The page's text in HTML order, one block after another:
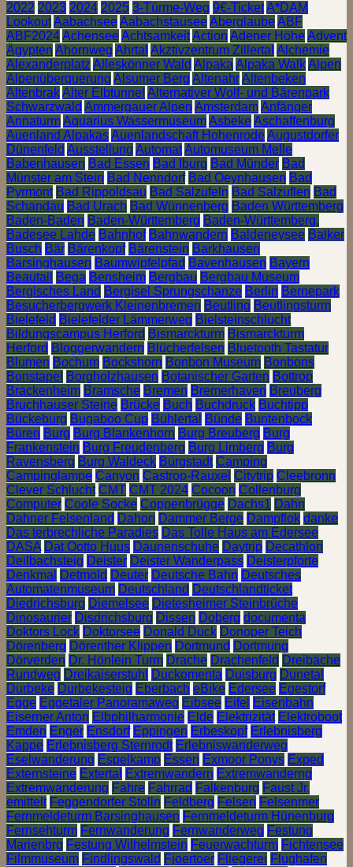
2022 2023 2024 2025 3-Türme-Weg 9€-TicketA*DAM
LookoutAabachseeAabachstauseeAberglaubeABF
ABF2024AchenseeAchtsamkeitAction Adener HöheAdvent
Ägypten Ahornweg Ahrtal Akztivzentrum Zillertal Alchemie
Alexanderplatz Alleskönner Wald Alpaka Alpaka WalkAlpen
Alpenüberquerung Alsumer Berg AltenahrAltenbeken
AltenbrakAlter Elbtunnel Alternativer Wolf- und Bärenpark
Schwarzwald Ammergauer Alpen AmsterdamAnfänger
AnnaturmAquarius WassermuseumAsbekeAschaffenburg
Auenland AlpakasAuenlandschaft HohenrodeAugustdorfer
Dünenfeld Ausstellung AutomatAutomuseum Melle
Babenhausen Bad Essen Bad Iburg Bad Münder Bad
Münster am Stein Bad Nenndorf Bad Oeynhausen Bad
Pyrmont Bad Rippoldsau Bad Salzufeln Bad Salzuflen Bad
Schandau Bad Urach Bad Wünnenberg Baden Württemberg
Baden-Baden Baden-Württemberg Baden-Württemberg.
Badesee Lahde Bahnhof Bahnwandern Baldeneysee Balker
Busch Bär Bärenkopf Bärenstein Barkhausen
Barsinghausen Baumwipfelpfad Bavenhausen Bayern
Beautail
Bega Bensheim Bergbau Bergbau Museum
Bergisches Land Bergisel Sprungschanze Berlin Bernepark
Besucherbergwerk Kleinenbremen Beutling Beutlingsturm
Bielefeld Bielefelder Lämmerweg Bielsteinschlucht
Bildungscampus Herford Bismarckturm Bismarckturm
Herford Bloggerwandern Blücherfelsen Bluetooth Tastatur
Blumen Bochum Bockshorn Bonbon Museum Bonbons
Bonstapel Borgholzhausen Botanischer Garten Bottrop
Brackenheim Bramsche Bremen Bremerhaven Breuberg
Bruchhauser Steine Brücke Buch Buchdruck Buchtipp
Bückeburg Bugaboo Cup Bühlertal Bünde Buntenbock
Büren Burg Burg Blankenhorn Burg Breuberg Burg
Frankenstein Burg Freudenberg Burg Limberg Burg
Ravensberg Burg Waldeck Bürgstadt Camping
Campinglampe Canyon Castrop-Rauxel Citytrip Cleebronn
Clever Schlucht CMT CMT 2024 Cocoon Collenburg
Computer Coole Socke Coppenbrügge Dachs1 Dahn
Dahner Felsenland Dahon Dammer Berge Dampflok danke
Das terbrechliche Paradies Das Tolle Haus am Edersee
DASA Dat Ootto Huus Daunenschuhe Daytrip Decathlon
Deilbachsteig Deister Deister Wanderpass Deisterpforte
Denkmal
Detmold Deuter Deutsche Bahn Deutsches
Automatenmuseum Deutschland Deutschlandticket
Diedrichsburg Diemelsee Dietesheimer Steinbrüche
Dinosaurier Disdrichsburg Dissen Doberg documenta
Doktors Lock Doktorsee Donald Duck Donoper Teich
Dörenberg Dörenther Klippen Dortmund Dortmung
Dörverden Dr. Hönlein Turm Drache Drachenfeld Dreibäche
Rundweg Dreikaiserstuhl Duckomenta Duisburg Dunetal
Durbeke Durbekesteig Eberbach eBike Edersee Egestorf
Egge Eggetaler Panoramaweg Eibsee Eifel Eisenbahn
Eiserner Anton Elbphilharmonie Elde Elektrizität Elektroboot
Emden Enger Ensdorf Eppingen Erbeskopf Erlebnisberg
Kappe Erlebnisberg Sternrodt Erlebniswanderweg
Eselwanderung Espelkamp Essen Exmoor Ponys Exped
Externsteine Extertal Extremwandern Extremwanderng
Extremwanderung Fähre Fahrrad Falkenburg Faust Jr.
emittelt Feggendorfer Stolln Feldberg Felsen Felsenmer
Fernmeldeturm Barsinghausen Fernmeldeturm Hünenburg
Fernsehturm Fernwanderung Fernwanderweg Festung
Marienbrg Festung Wilhelmstein Feuerwachturm Fichtensee
Filmmuseum Findlingswald Fjoertoer Fliegerei Flughafen